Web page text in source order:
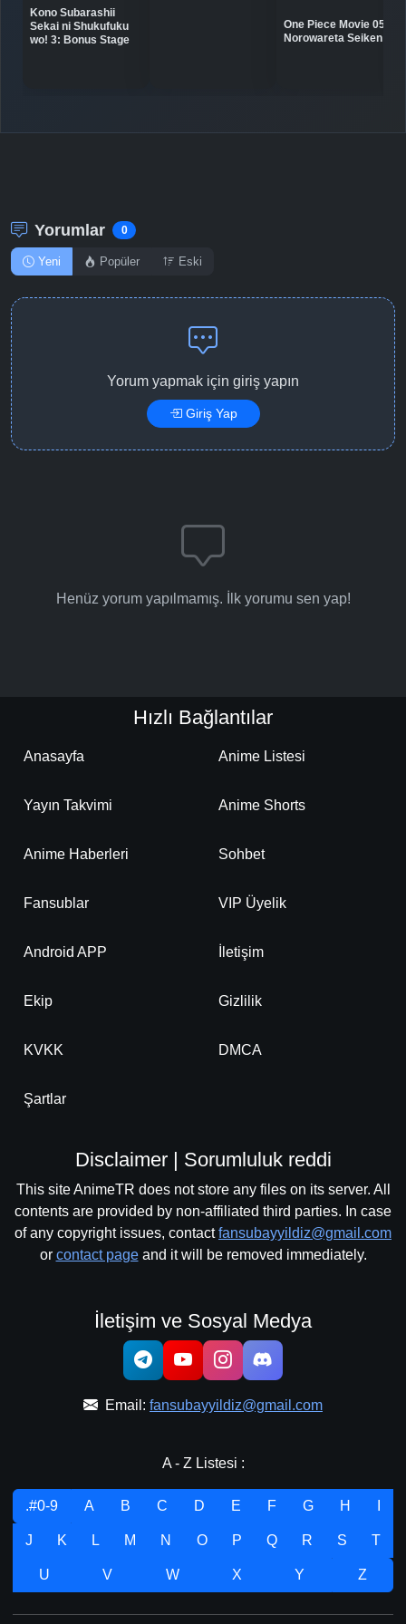
Bölüm No: 10 Detaylar İzle
Kono Subarashii
Sekai ni Shukufuku
wo! 3: Bonus Stage
One Piece Movie 05:
Norowareta Seiken
Yorumlar 0
Yeni Popüler Eski
Yorum yapmak için giriş yapın
Giriş Yap
Henüz yorum yapılmamış. İlk yorumu sen yap!
Hızlı Bağlantılar
Anasayfa Anime Listesi
Yayın Takvimi Anime Shorts
Anime Haberleri Sohbet
Fansublar VIP Üyelik
Android APP İletişim
Ekip Gizlilik
KVKK DMCA
Şartlar
Disclaimer | Sorumluluk reddi
This site AnimeTR does not store any files on its server. All
contents are provided by non-affiliated third parties. In case
of any copyright issues, contactfansubayyildiz@gmail.com
or contact pageand it will be removed immediately.
İletişim ve Sosyal Medya
Email: fansubayyildiz@gmail.com
A - Z Listesi :
.#0-9 A B C D E F G H
J K L M N O P Q R S T
U V W X Y Z